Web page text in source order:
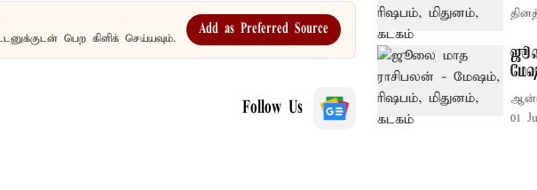
பெற கிளிக் செய்யவும்.
Add as Preferred Source
Follow Us
01